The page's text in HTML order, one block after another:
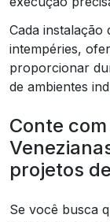
Cada instalação
intempéries,
proporcionar
de ambientes
Conte
projetos
Se você busca